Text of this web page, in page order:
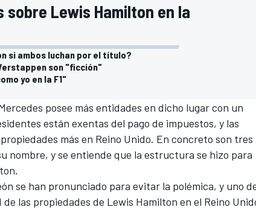
Lewis Hamilton en la
si ambos luchan por el título?
son "ficción"
yo en la F1"
posee más entidades en dicho lugar con un
están exentas del pago de impuestos, y las
más en Reino Unido. En concreto son tres
nombre, y se entiende que la estructura se hizo para
se han pronunciado para evitar la polémica, y uno
las propiedades de Lewis Hamilton en el Reino